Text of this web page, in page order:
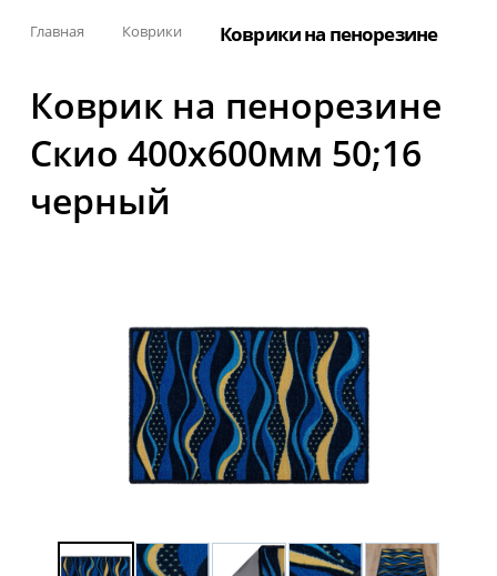
Главная Коврики Коврики на пенорезине
Коврик на пенорезине
Скио 400x600мм 50;16
черный